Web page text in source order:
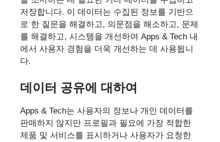
저장합니다. 이 데이터는 수집된 정보를 기반으
로 한 질문을 해결하고, 의문점을 해소하고, 문제
를 해결하고, 시스템을 개선하여 Apps & Tech 내
에서 사용자 경험을 더욱 개선하는 데 사용됩니
다.
데이터 공유에 대하여
Apps & Tech는 사용자의 정보나 개인 데이터를
판매하지 않지만 프로필과 필요에 가장 적합한
제품 및 서비스를 표시하거나 사용자가 요청한